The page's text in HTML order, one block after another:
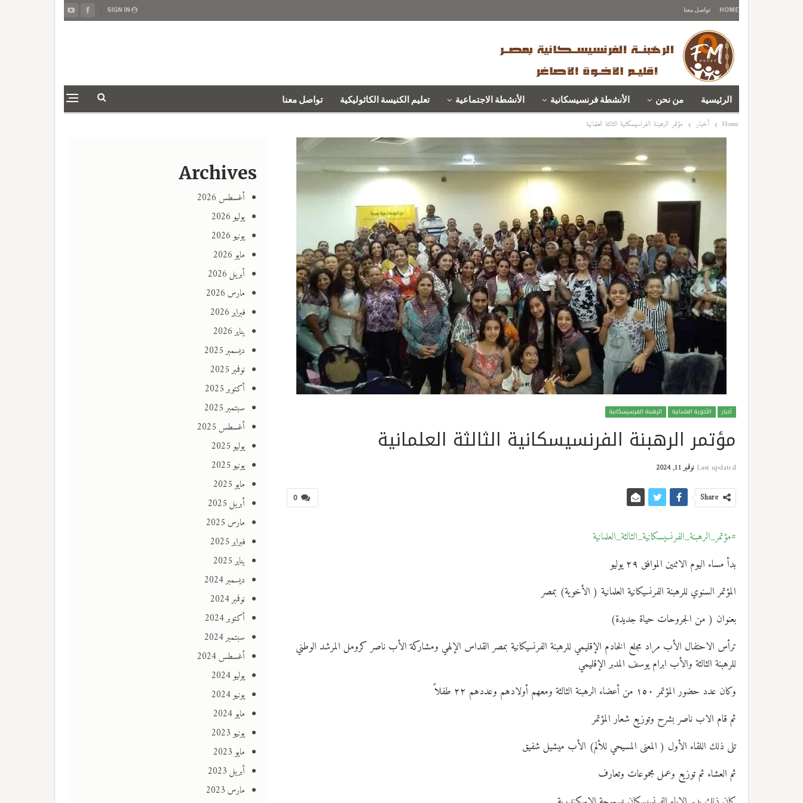
HOME تواصل معنا
الرئيسية من نحن الأنشطة فرنسيسكانية الأنشطة الاجتماعية تعليم الكنيسة الكاثوليكية تواصل معنا
Home أخبار مؤتمر الرهبنة الفرنسيسكانية الثالثة العلمانية
أخبار الأخوية العلمانية الرهبنة الفرنسيسكانية
مؤتمر الرهبنة الفرنسيسكانية الثالثة العلمانية
Last updated نوفمبر 11, 2024
0 Share
#مؤتمر_الرهبنة_الفرنسيسكانية_الثالثة_العلمانية
بدأ مساء اليوم الاثنين الموافق ٢٩ يوليو
المؤتمر السنوي للرهبنة الفرنسيكانية العلمانية ( الأخوية) بمصر
بعنوان ( من الجروحات حياة جديدة)
ترأس الاحتفال الأب مراد مجلع الخادم الإقليمي للرهبنة الفرنسيكانية بمصر القداس الإلهي ومشاركة الأب ناصر كرومل المرشد الوطني
للرهبنة الثالثة والأب ابرام يوسف المدبر الإقليمي
وكان عدد حضور المؤتمر ١٥٠ من أعضاء الرهبنة الثالثة ومعهم أولادهم وعددهم ٢٢ طفلاً
ثم قام الاب ناصر بشرح وتوزيع شعار المؤتمر
تلى ذلك اللقاء الأول ( المعنى المسيحي للألم) الأب ميشيل شفيق
ثم العشاء ثم توزيع وعمل مجموعات وتعارف
Archives
أغسطس 2026
يوليو 2026
يونيو 2026
مايو 2026
أبريل 2026
مارس 2026
فبراير 2026
يناير 2026
ديسمبر 2025
نوفمبر 2025
أكتوبر 2025
سبتمبر 2025
أغسطس 2025
يوليو 2025
يونيو 2025
مايو 2025
أبريل 2025
مارس 2025
فبراير 2025
يناير 2025
ديسمبر 2024
نوفمبر 2024
أكتوبر 2024
سبتمبر 2024
أغسطس 2024
يوليو 2024
يونيو 2024
مايو 2024
يونيو 2023
مايو 2023
أبريل 2023
مارس 2023